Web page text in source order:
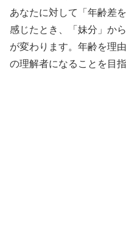
あなたに対して「年齢差
感じたとき、「妹分」か
が変わります。年齢を理
の理解者になることを目